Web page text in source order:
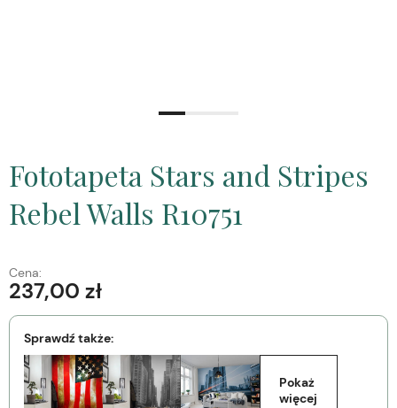
Fototapeta Stars and Stripes
Rebel Walls R10751
Cena:
237,00 zł
Sprawdź także:
Pokaż
więcej